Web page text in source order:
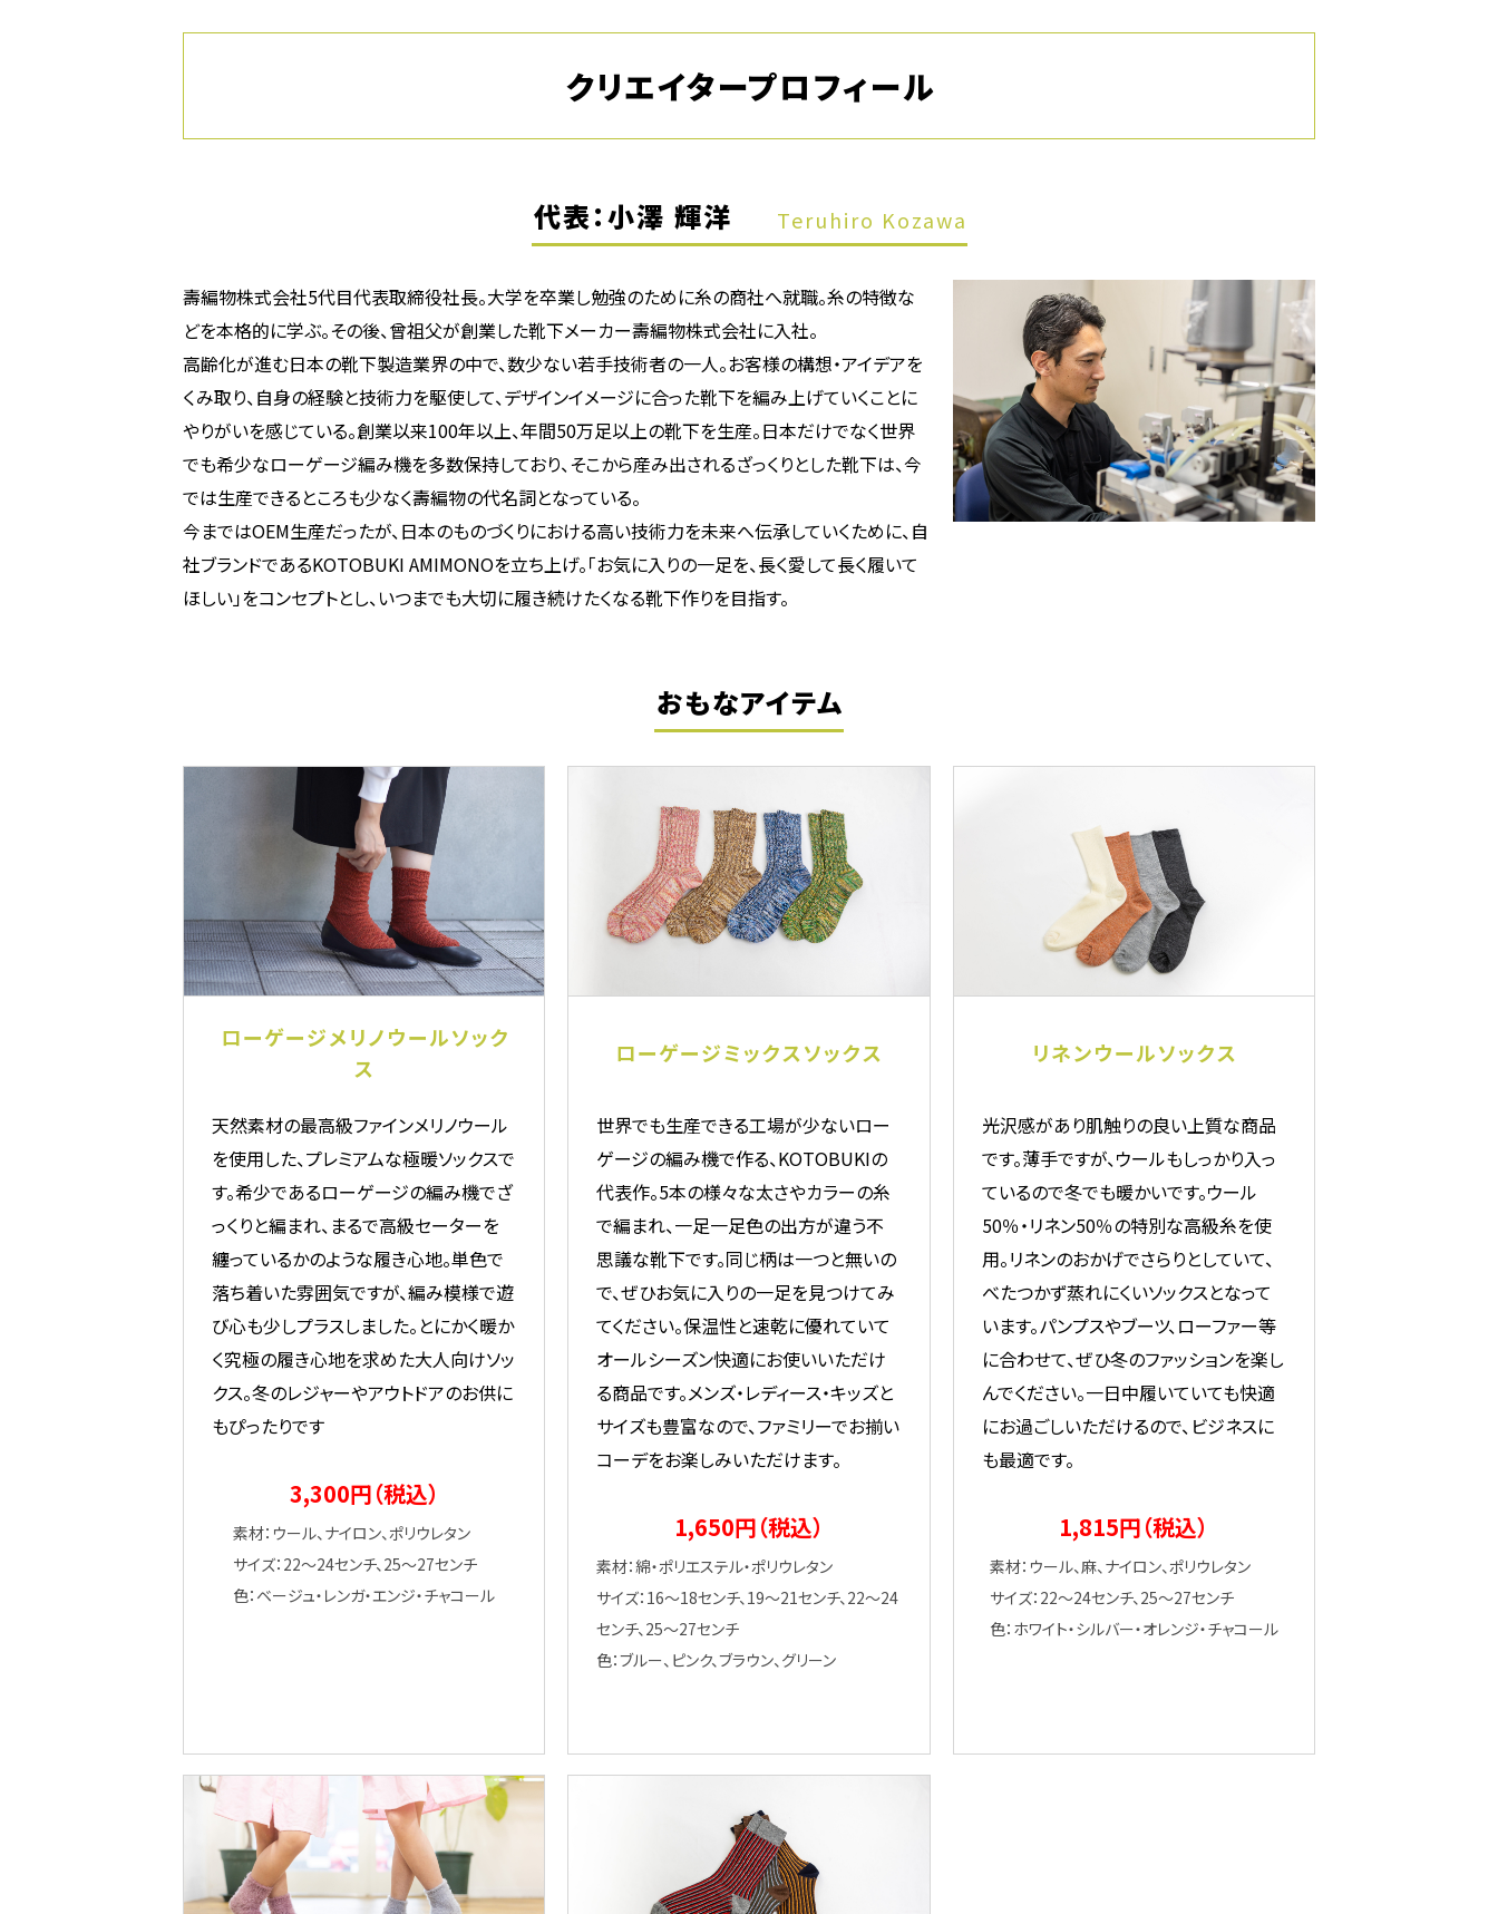
クリエイタープロフィール
代表：小澤 輝洋 Teruhiro Kozawa
壽編物株式会社5代目代表取締役社長。大学を卒業し勉強のために糸の商社へ就職。糸の特徴な
どを本格的に学ぶ。その後、曾祖父が創業した靴下メーカー壽編物株式会社に入社。
高齢化が進む日本の靴下製造業界の中で、数少ない若手技術者の一人。お客様の構想・アイデアを
くみ取り、自身の経験と技術力を駆使して、デザインイメージに合った靴下を編み上げていくことに
やりがいを感じている。創業以来100年以上、年間50万足以上の靴下を生産。日本だけでなく世界
でも希少なローゲージ編み機を多数保持しており、そこから産み出されるざっくりとした靴下は、今
では生産できるところも少なく壽編物の代名詞となっている。
今まではOEM生産だったが、日本のものづくりにおける高い技術力を未来へ伝承していくために、自
社ブランドであるKOTOBUKI AMIMONOを立ち上げ。「お気に入りの一足を、長く愛して長く履いて
ほしい」をコンセプトとし、いつまでも大切に履き続けたくなる靴下作りを目指す。
おもなアイテム
ローゲージメリノウールソック
ス
天然素材の最高級ファインメリノウール
を使用した、プレミアムな極暖ソックスで
す。希少であるローゲージの編み機でざ
っくりと編まれ、まるで高級セーターを
纏っているかのような履き心地。単色で
落ち着いた雰囲気ですが、編み模様で遊
び心も少しプラスしました。とにかく暖か
く究極の履き心地を求めた大人向けソッ
クス。冬のレジャーやアウトドアのお供に
もぴったりです
3,300円（税込）
素材：ウール、ナイロン、ポリウレタン
サイズ：22～24センチ、25～27センチ
色：ベージュ・レンガ・エンジ・チャコール
ローゲージミックスソックス
世界でも生産できる工場が少ないロー
ゲージの編み機で作る、KOTOBUKIの
代表作。5本の様々な太さやカラーの糸
で編まれ、一足一足色の出方が違う不
思議な靴下です。同じ柄は一つと無いの
で、ぜひお気に入りの一足を見つけてみ
てください。保温性と速乾に優れていて
オールシーズン快適にお使いいただけ
る商品です。メンズ・レディース・キッズと
サイズも豊富なので、ファミリーでお揃い
コーデをお楽しみいただけます。
1,650円（税込）
素材：綿・ポリエステル・ポリウレタン
サイズ：16～18センチ、19～21センチ、22～24
センチ、25～27センチ
色：ブルー、ピンク、ブラウン、グリーン
リネンウールソックス
光沢感があり肌触りの良い上質な商品
です。薄手ですが、ウールもしっかり入っ
ているので冬でも暖かいです。ウール
50％・リネン50％の特別な高級糸を使
用。リネンのおかげでさらりとしていて、
べたつかず蒸れにくいソックスとなって
います。パンプスやブーツ、ローファー等
に合わせて、ぜひ冬のファッションを楽し
んでください。一日中履いていても快適
にお過ごしいただけるので、ビジネスに
も最適です。
1,815円（税込）
素材：ウール、麻、ナイロン、ポリウレタン
サイズ：22～24センチ、25～27センチ
色：ホワイト・シルバー・オレンジ・チャコール